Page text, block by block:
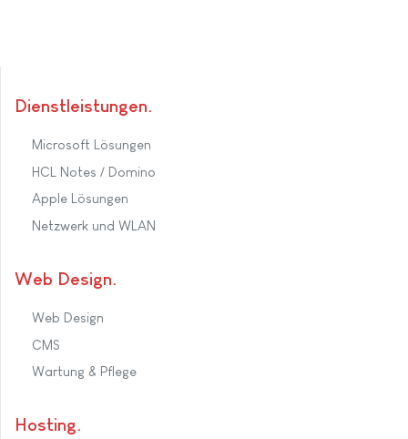
Dienstleistungen
Microsoft Lösungen
HCL Notes / Domino
Apple Lösungen
Netzwerk und WLAN
Web Design
Web Design
CMS
Wartung & Pflege
Hosting